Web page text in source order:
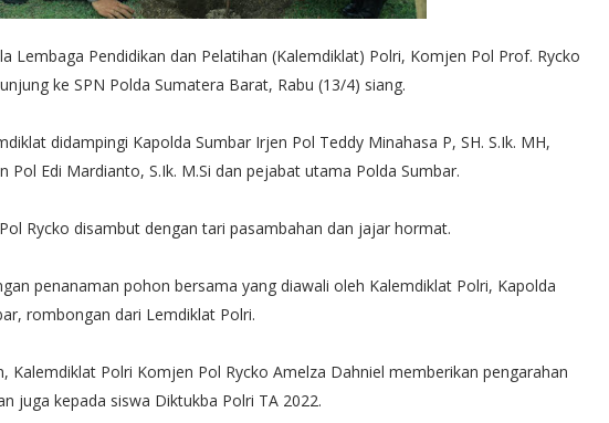
Lembaga Pendidikan dan Pelatihan (Kalemdiklat) Polri, Komjen Pol Prof. Rycko
ke SPN Polda Sumatera Barat, Rabu (13/4) siang.
didampingi Kapolda Sumbar Irjen Pol Teddy Minahasa P, SH. S.Ik. MH,
Pol Edi Mardianto, S.Ik. M.Si dan pejabat utama Polda Sumbar.
Rycko disambut dengan tari pasambahan dan jajar hormat.
penanaman pohon bersama yang diawali oleh Kalemdiklat Polri, Kapolda
rombongan dari Lemdiklat Polri.
Kalemdiklat Polri Komjen Pol Rycko Amelza Dahniel memberikan pengarahan
juga kepada siswa Diktukba Polri TA 2022.